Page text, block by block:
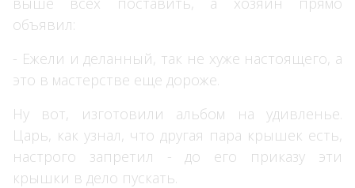
объявил:
- Ежели и деланный, так не хуже настоящего, а
это в мастерстве еще дороже.
Ну вот, изготовили альбом на удивленье.
Царь, как узнал, что другая пара крышек есть,
настрого запретил - до его приказу эти
крышки в дело пускать.